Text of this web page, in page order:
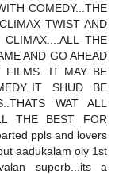
COMEDY...THE
TWIST AND
THE
AND GO AHEAD
MAY BE
SHUD BE
WAT ALL
THE BEST FOR
ppls and lovers
aadukalam oly 1st
superb...its a